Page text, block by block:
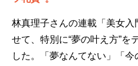
林真理子さんの連載「美女
せて、特別に“夢の叶え方”を
した。「夢なんてない」「今